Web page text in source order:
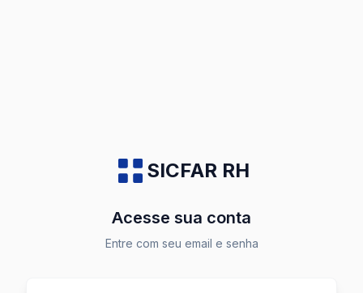
SICFAR RH
Acesse sua conta
Entre com seu email e senha